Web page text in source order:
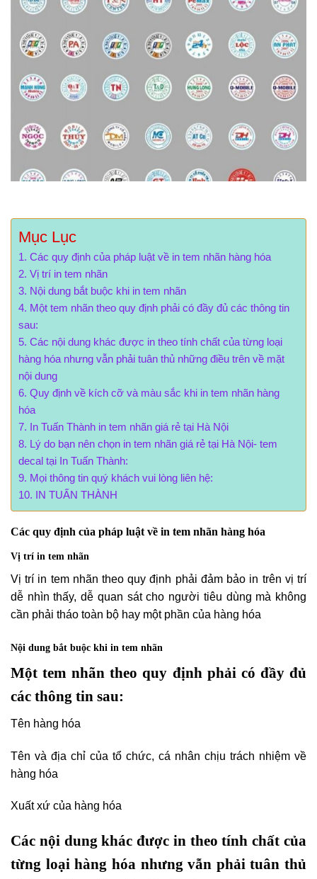
Mục Lục
Các quy định của pháp luật về in tem nhãn hàng hóa
Vị trí in tem nhãn
Nội dung bắt buộc khi in tem nhãn
Một tem nhãn theo quy định phải có đầy đủ các thông tin
sau:
Các nội dung khác được in theo tính chất của từng loại
hàng hóa nhưng vẫn phải tuân thủ những điều trên về mặt
nội dung
Quy định về kích cỡ và màu sắc khi in tem nhãn hàng
hóa
In Tuấn Thành in tem nhãn giá rẻ tại Hà Nội
Lý do bạn nên chọn in tem nhãn giá rẻ tại Hà Nội- tem
decal tại In Tuấn Thành:
Mọi thông tin quý khách vui lòng liên hệ:
IN TUẤN THÀNH
Các quy định của pháp luật về in tem nhãn hàng hóa
Vị trí in tem nhãn
Vị trí in tem nhãn theo quy định phải đảm bảo in trên vị trí
dễ nhìn thấy, dễ quan sát cho người tiêu dùng mà không
cần phải tháo toàn bộ hay một phần của hàng hóa
Nội dung bắt buộc khi in tem nhãn
Một tem nhãn theo quy định phải có đầy đủ
các thông tin sau:
Tên hàng hóa
Tên và địa chỉ của tổ chức, cá nhân chịu trách nhiệm về
hàng hóa
Xuất xứ của hàng hóa
Các nội dung khác được in theo tính chất của
từng loại hàng hóa nhưng vẫn phải tuân thủ